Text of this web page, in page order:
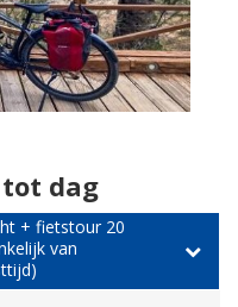
dag
+ fietstour 20
van